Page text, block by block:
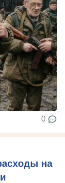
0
на